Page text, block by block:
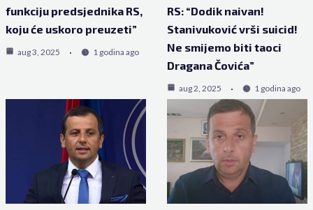
funkciju predsjednika RS,
koju će uskoro preuzeti”
aug 3, 2025 1 godina ago
RS: “Dodik naivan!
Stanivuković vrši suicid!
Ne smijemo biti taoci
Dragana Čovića”
aug 2, 2025 1 godina ago